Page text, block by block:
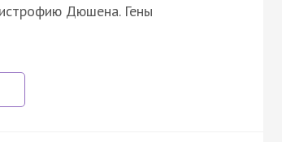
Дюшена. Гены